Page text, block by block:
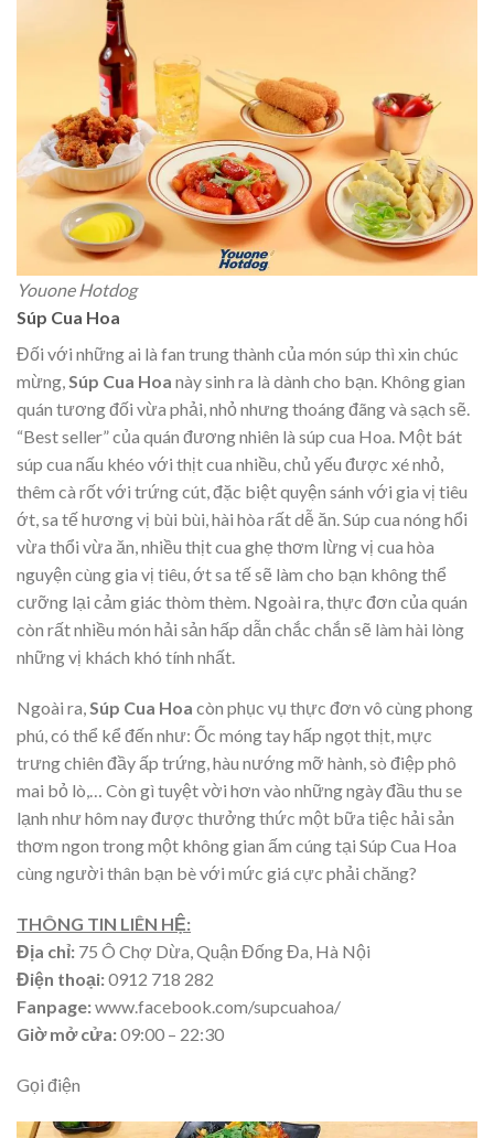
Youone Hotdog
Súp Cua Hoa
Đối với những ai là fan trung thành của món súp thì xin chúc
mừng,Súp Cua Hoa này sinh ra là dành cho bạn. Không gian
quán tương đối vừa phải, nhỏ nhưng thoáng đãng và sạch sẽ.
“Best seller” của quán đương nhiên là súp cua Hoa. Một bát
súp cua nấu khéo với thịt cua nhiều, chủ yếu được xé nhỏ,
thêm cà rốt với trứng cút, đặc biệt quyện sánh với gia vị tiêu
ớt, sa tế hương vị bùi bùi, hài hòa rất dễ ăn. Súp cua nóng hổi
vừa thổi vừa ăn, nhiều thịt cua ghẹ thơm lừng vị cua hòa
nguyện cùng gia vị tiêu, ớt sa tế sẽ làm cho bạn không thể
cưỡng lại cảm giác thòm thèm. Ngoài ra, thực đơn của quán
còn rất nhiều món hải sản hấp dẫn chắc chắn sẽ làm hài lòng
những vị khách khó tính nhất.
Ngoài ra,Súp Cua Hoa còn phục vụ thực đơn vô cùng phong
phú, có thể kể đến như: Ốc móng tay hấp ngọt thịt, mực
trưng chiên đầy ấp trứng, hàu nướng mỡ hành, sò điệp phô
mai bỏ lò,… Còn gì tuyệt vời hơn vào những ngày đầu thu se
lạnh như hôm nay được thưởng thức một bữa tiệc hải sản
thơm ngon trong một không gian ấm cúng tại Súp Cua Hoa
cùng người thân bạn bè với mức giá cực phải chăng?
THÔNG TIN LIÊN HỆ:
Địa chỉ: 75 Ô Chợ Dừa, Quận Đống Đa, Hà Nội
Điện thoại:0912 718 282
Fanpage:www.facebook.com/supcuahoa/
Giờ mở cửa:09:00 – 22:30
Gọi điện